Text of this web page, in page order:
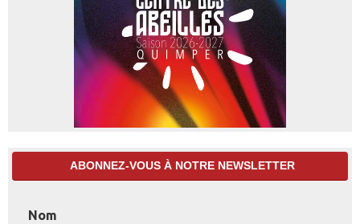
ABONNEZ-VOUS À NOTRE NEWSLETTER
Nom